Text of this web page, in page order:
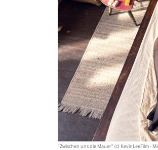
"Zwischen uns die Mauer" (c) KevinLeeFilm -